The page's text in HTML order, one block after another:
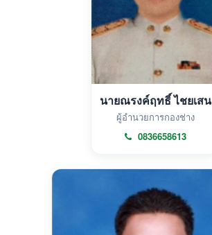
นายณรงค์ฤทธิ์ ไชยเสน
ผู้อำนวยการกองช่าง
0836658613